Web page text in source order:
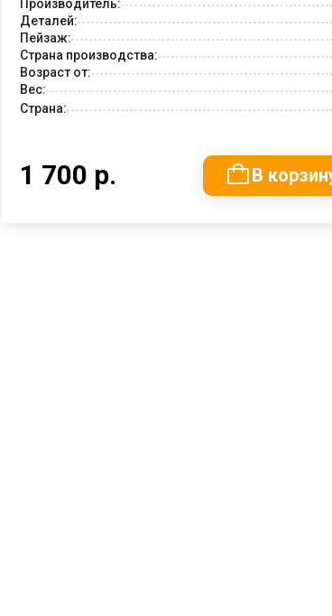
Производитель:
Деталей:
Пейзаж:
Страна производства:
Возраст от:
Вес:
Страна:
1 700 р. В